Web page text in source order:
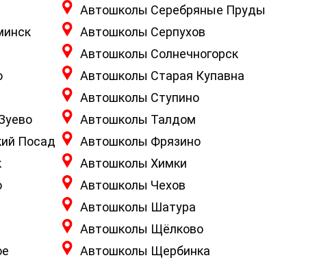
Посад
Автошколы Серебряные Пруды
Автошколы Серпухов
Автошколы Солнечногорск
Автошколы Старая Купавна
Автошколы Ступино
Автошколы Талдом
Автошколы Фрязино
Автошколы Химки
Автошколы Чехов
Автошколы Шатура
Автошколы Щёлково
Автошколы Щербинка